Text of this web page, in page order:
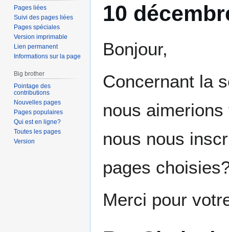
10
Bonjour,
Concernant la
nous
nous nous
pages
Merci pour
Pages liées
Suivi des pages liées
Pages spéciales
Version imprimable
Lien permanent
Informations sur la page
Big brother
Pointage des
contributions
Nouvelles pages
Pages populaires
Qui est en ligne?
Toutes les pages
Version